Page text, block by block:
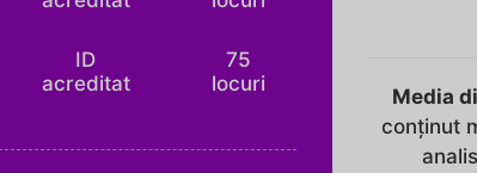
ID
acreditat
75
locuri
Media
conținut